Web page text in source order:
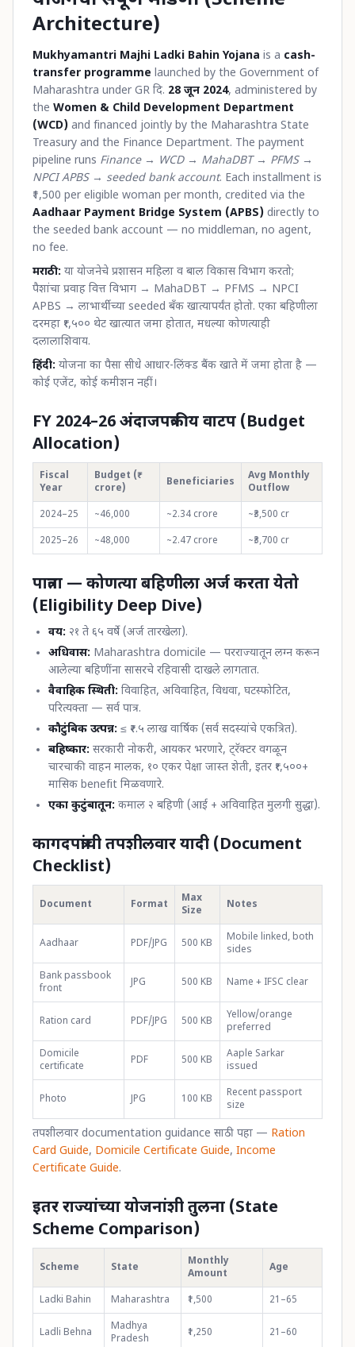
Architecture)
Mukhyamantri Majhi Ladki Bahin Yojana is a cash-
transfer programme launched by the Government of
Maharashtra under GR दि. 28 जून 2024, administered by
the Women & Child Development Department
(WCD) and financed jointly by the Maharashtra State
Treasury and the Finance Department. The payment
pipeline runs Finance → WCD → MahaDBT → PFMS →
NPCI APBS → seeded bank account. Each installment is
₹1,500 per eligible woman per month, credited via the
Aadhaar Payment Bridge System (APBS) directly to
the seeded bank account — no middleman, no agent,
no fee.
मराठी: या योजनेचे प्रशासन महिला व बाल विकास विभाग करतो;
पैशांचा प्रवाह वित्त विभाग → MahaDBT → PFMS → NPCI
APBS → लाभार्थीच्या seeded बँक खात्यापर्यंत होतो. एका बहिणीला
दरमहा ₹१,५०० थेट खात्यात जमा होतात, मधल्या कोणत्याही
दलालाशिवाय.
हिंदी: योजना का पैसा सीधे आधार-लिंक्ड बैंक खाते में जमा होता है —
कोई एजेंट, कोई कमीशन नहीं।
FY 2024–26 अंदाजपत्रकीय वाटप (Budget
Allocation)
Fiscal
Year
Budget (₹
crore)
Beneficiaries
Avg Monthly
Outflow
2024–25 ~46,000 ~2.34 crore ~₹3,500 cr
2025–26 ~48,000 ~2.47 crore ~₹3,700 cr
पात्रता — कोणत्या बहिणीला अर्ज करता येतो
(Eligibility Deep Dive)
वय: २१ ते ६५ वर्षे (अर्ज तारखेला).
अधिवास: Maharashtra domicile — परराज्यातून लग्न करून
आलेल्या बहिणींना सासरचे रहिवासी दाखले लागतात.
वैवाहिक स्थिती: विवाहित, अविवाहित, विधवा, घटस्फोटित,
परित्यक्ता — सर्व पात्र.
कौटुंबिक उत्पन्न: ≤ ₹२.५ लाख वार्षिक (सर्व सदस्यांचे एकत्रित).
बहिष्कार: सरकारी नोकरी, आयकर भरणारे, ट्रॅक्टर वगळून
चारचाकी वाहन मालक, १० एकर पेक्षा जास्त शेती, इतर ₹१,५००+
मासिक benefit मिळवणारे.
एका कुटुंबातून: कमाल २ बहिणी (आई + अविवाहित मुलगी सुद्धा).
कागदपत्रांची तपशीलवार यादी (Document
Checklist)
Document Format
Max
Size
Notes
Aadhaar PDF/JPG 500 KB
Mobile linked, both
sides
Bank passbook
front
JPG 500 KB Name + IFSC clear
Ration card PDF/JPG 500 KB
Yellow/orange
preferred
Domicile
certificate
PDF 500 KB
Aaple Sarkar
issued
Photo JPG 100 KB
Recent passport
size
तपशीलवार documentation guidance साठी पहा — Ration
Card Guide, Domicile Certificate Guide, Income
Certificate Guide.
इतर राज्यांच्या योजनांशी तुलना (State
Scheme Comparison)
Scheme State
Monthly
Amount
Age
Ladki Bahin Maharashtra ₹1,500 21–65
Ladli Behna
Madhya
Pradesh
₹1,250 21–60